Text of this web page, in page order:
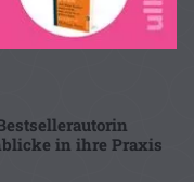
in ihre Praxis